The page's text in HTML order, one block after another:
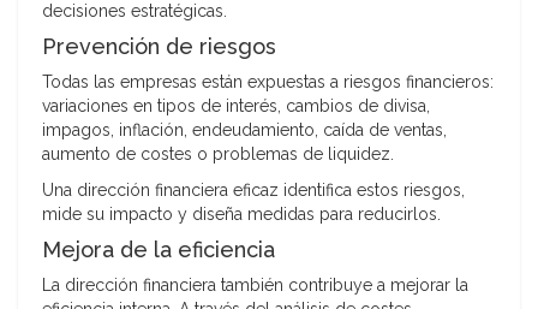
decisiones estratégicas.
Prevención de riesgos
Todas las empresas están expuestas a riesgos financieros:
variaciones en tipos de interés, cambios de divisa,
impagos, inflación, endeudamiento, caída de ventas,
aumento de costes o problemas de liquidez.
Una dirección financiera eficaz identifica estos riesgos,
mide su impacto y diseña medidas para reducirlos.
Mejora de la eficiencia
La dirección financiera también contribuye a mejorar la